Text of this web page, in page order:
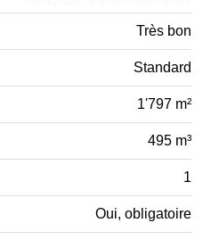
Très bon
Standard
1'797 m²
495 m³
1
Oui, obligatoire